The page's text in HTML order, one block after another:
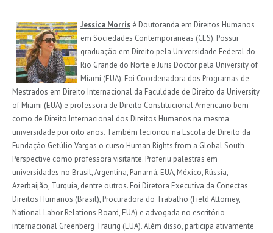
Jessica Morris é Doutoranda em Direitos Humanos
em Sociedades Contemporaneas (CES). Possui
graduação em Direito pela Universidade Federal do
Rio Grande do Norte e Juris Doctor pela University of
Miami (EUA). Foi Coordenadora dos Programas de
Mestrados em Direito Internacional da Faculdade de Direito da University
of Miami (EUA) e professora de Direito Constitucional Americano bem
como de Direito Internacional dos Direitos Humanos na mesma
universidade por oito anos. Também lecionou na Escola de Direito da
Fundação Getúlio Vargas o curso Human Rights from a Global South
Perspective como professora visitante. Proferiu palestras em
universidades no Brasil, Argentina, Panamá, EUA, México, Rússia,
Azerbaijão, Turquia, dentre outros. Foi Diretora Executiva da Conectas
Direitos Humanos (Brasil), Procuradora do Trabalho (Field Attorney,
National Labor Relations Board, EUA) e advogada no escritório
internacional Greenberg Traurig (EUA). Além disso, participa ativamente